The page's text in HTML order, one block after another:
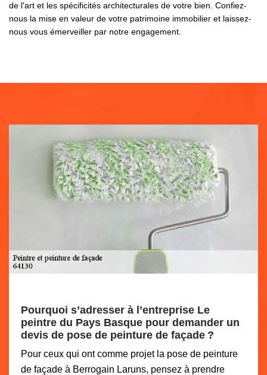
de l'art et les spécificités architecturales de votre bien. Confiez-
nous la mise en valeur de votre patrimoine immobilier et laissez-
nous vous émerveiller par notre engagement.
Pourquoi s’adresser à l’entreprise Le
peintre du Pays Basque pour demander un
devis de pose de peinture de façade ?
Pour ceux qui ont comme projet la pose de peinture
de façade à Berrogain Laruns, pensez à prendre